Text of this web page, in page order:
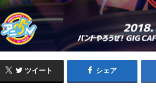
ツイート シェア